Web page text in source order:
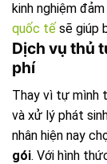
kinh nghiệm
quốc tế sẽ giúp
Dịch vụ thủ
phí
Thay vì tự mình
và xử lý phát
nhân hiện nay
gói. Với hình